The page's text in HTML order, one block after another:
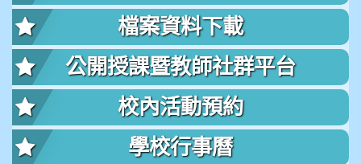
檔案資料下載
公開授課暨教師社群平台
校內活動預約
學校行事曆